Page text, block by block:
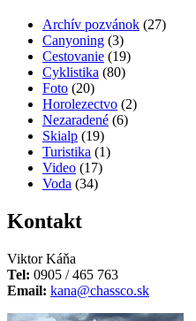
Archív pozvánok (27)
Canyoning (3)
Cestovanie (19)
Cyklistika (80)
Foto (20)
Horolezectvo (2)
Nezaradené (6)
Skialp (19)
Turistika (1)
Video (17)
Voda (34)
Kontakt
Viktor Káňa
Tel: 0905 / 465 763
Email: kana@chassco.sk